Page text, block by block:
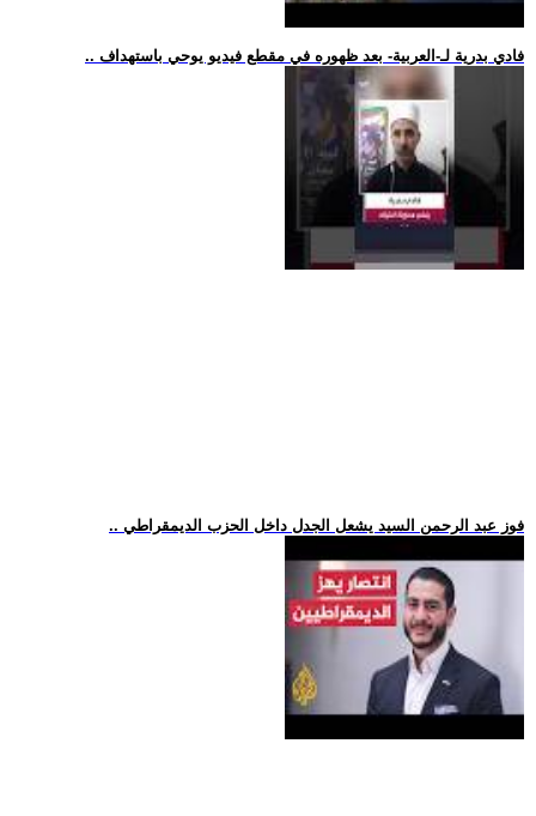
.. فادي بدرية لـ-العربية- بعد ظهوره في مقطع فيديو يوحي باستهداف
.. فوز عبد الرحمن السيد يشعل الجدل داخل الحزب الديمقراطي